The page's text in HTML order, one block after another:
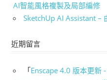
AI智能風格複製及局部編修
SketchUp AI Assistant –
近期留言
「Enscape 4.0 版本更新